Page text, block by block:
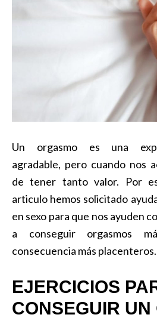
Un orgasmo es una
agradable, pero cuando nos
de tener tanto valor. Por
articulo hemos solicitado
en sexo para que nos ayuden
a conseguir orgasmos
consecuencia más placenteros.
EJERCICIOS
CONSEGUIR UN